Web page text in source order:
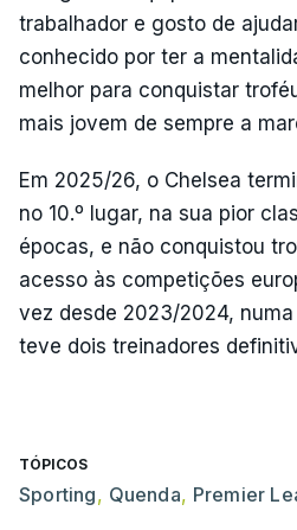
trabalhador e gosto de
conhecido por ter a
melhor para conquistar
mais jovem de sempre a
Em 2025/26, o Chelsea
no 10.º lugar, na sua pior
épocas, e não conquistou
acesso às competições
vez desde 2023/2024,
teve dois treinadores
TÓPICOS
Sporting, Quenda, Premier